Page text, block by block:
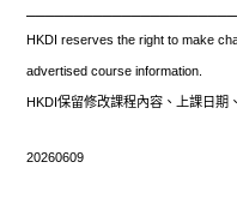
HKDI reserves the right to make
advertised course information.
HKDI保留修改課程內容、上課日期
20260609